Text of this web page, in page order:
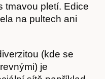
tmavou pletí. Edice
na pultech ani
(kde se
je